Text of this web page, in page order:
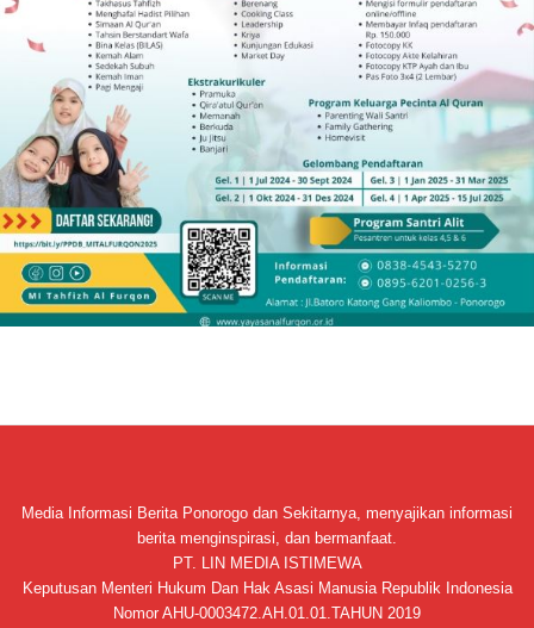
Media Informasi Berita Ponorogo dan Sekitarnya, menyajikan informasi
berita menginspirasi, dan bermanfaat.
PT. LIN MEDIA ISTIMEWA
Keputusan Menteri Hukum Dan Hak Asasi Manusia Republik Indonesia
Nomor AHU-0003472.AH.01.01.TAHUN 2019